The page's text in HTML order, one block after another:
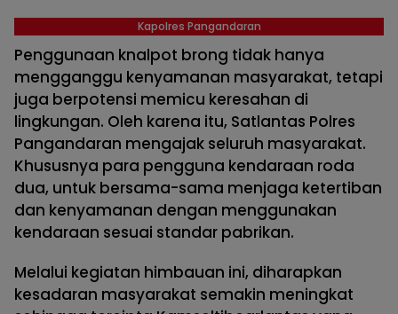
Kapolres Pangandaran
Penggunaan knalpot brong tidak hanya
mengganggu kenyamanan masyarakat, tetapi
juga berpotensi memicu keresahan di
lingkungan. Oleh karena itu, Satlantas Polres
Pangandaran mengajak seluruh masyarakat.
Khususnya para pengguna kendaraan roda
dua, untuk bersama-sama menjaga ketertiban
dan kenyamanan dengan menggunakan
kendaraan sesuai standar pabrikan.
Melalui kegiatan himbauan ini, diharapkan
kesadaran masyarakat semakin meningkat